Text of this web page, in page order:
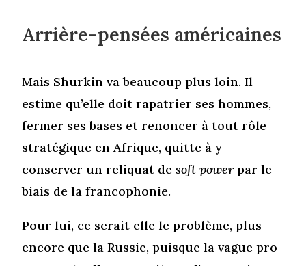
Arrière-pensées américaines
Mais Shurkin va beaucoup plus loin. Il
estime qu’elle doit rapatrier ses hommes,
fermer ses bases et renoncer à tout rôle
stratégique en Afrique, quitte à y
conserver un reliquat desoft powerpar le
biais de la francophonie.
Pour lui, ce serait elle le problème, plus
encore que la Russie, puisque la vague pro-